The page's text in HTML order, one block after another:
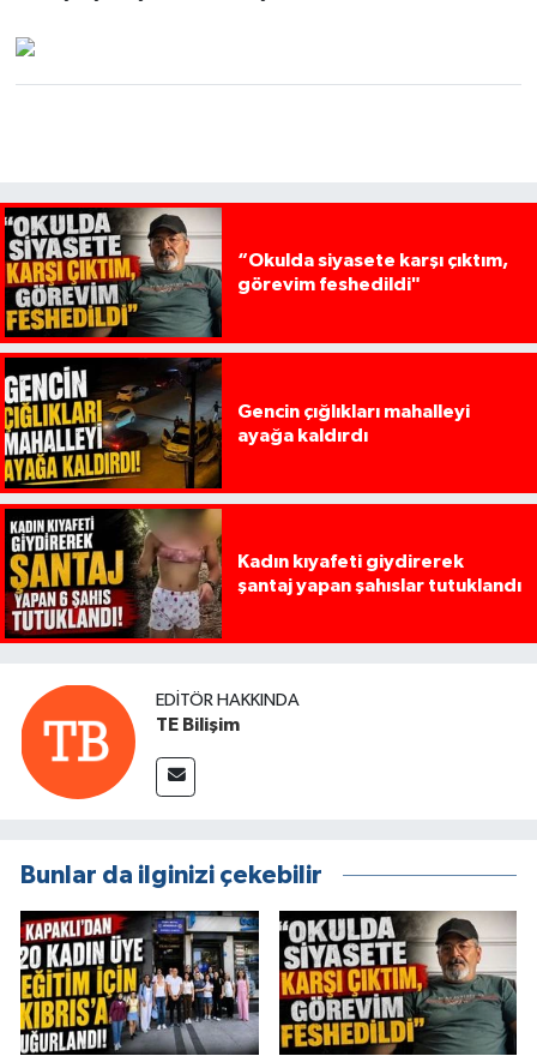
“Okulda siyasete karşı çıktım,
görevim feshedildi"
Gencin çığlıkları mahalleyi
ayağa kaldırdı
Kadın kıyafeti giydirerek
şantaj yapan şahıslar tutuklandı
EDITÖR HAKKINDA
TE Bilişim
Bunlar da ilginizi çekebilir